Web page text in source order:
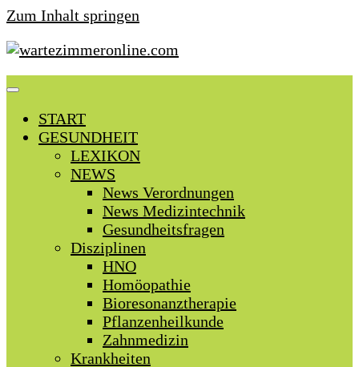
Zum Inhalt springen
START
GESUNDHEIT
LEXIKON
NEWS
News Verordnungen
News Medizintechnik
Gesundheitsfragen
Disziplinen
HNO
Homöopathie
Bioresonanztherapie
Pflanzenheilkunde
Zahnmedizin
Krankheiten